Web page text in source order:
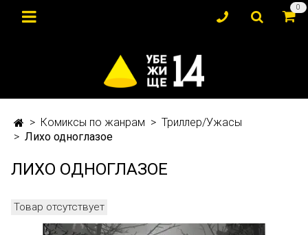
0
Комиксы по жанрам
Триллер/Ужасы
Лихо одноглазое
ЛИХО ОДНОГЛАЗОЕ
Товар отсутствует